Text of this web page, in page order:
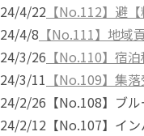
24/4/22 【No.112】避
24/4/8 【No.111】地域
24/3/26 【No.110】宿
24/3/11 【No.109】集
24/2/26【No.108】ブ
24/2/12【No.107】イ